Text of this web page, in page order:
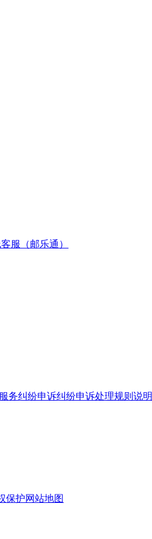
服（邮乐通）
务纠纷申诉纠纷申诉处理规则说明
保护网站地图